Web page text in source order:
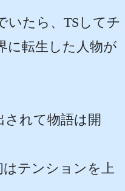
いたら、TSしてチ
に転生した人物が
されて物語は開
テンションを上